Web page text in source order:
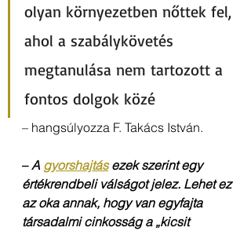
olyan környezetben nőttek fel,
ahol a szabálykövetés
megtanulása nem tartozott a
fontos dolgok közé
– hangsúlyozza F. Takács István.
– A gyorshajtás ezek szerint egy
értékrendbeli válságot jelez. Lehet ez
az oka annak, hogy van egyfajta
társadalmi cinkosság a „kicsit